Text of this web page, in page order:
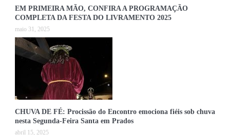
EM PRIMEIRA MÃO, CONFIRA A PROGRAMAÇÃO
COMPLETA DA FESTA DO LIVRAMENTO 2025
maio 31, 2025
CHUVA DE FÉ: Procissão do Encontro emociona fiéis sob chuva
nesta Segunda-Feira Santa em Prados
abril 15, 2025